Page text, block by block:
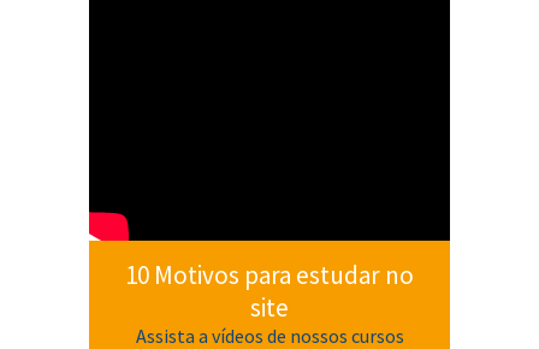
10 Motivos para estudar no
site
Assista a vídeos de nossos cursos